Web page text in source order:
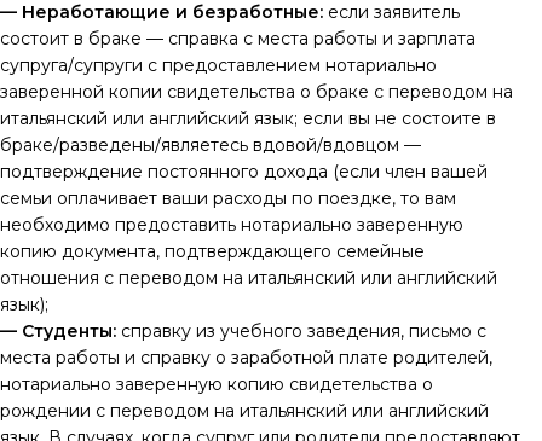
— Неработающие и безработные: если заявитель
состоит в браке — справка с места работы и зарплата
супруга/супруги с предоставлением нотариально
заверенной копии свидетельства о браке с переводом на
итальянский или английский язык; если вы не состоите в
браке/разведены/являетесь вдовой/вдовцом —
подтверждение постоянного дохода (если член вашей
семьи оплачивает ваши расходы по поездке, то вам
необходимо предоставить нотариально заверенную
копию документа, подтверждающего семейные
отношения с переводом на итальянский или английский
язык);
— Студенты: справку из учебного заведения, письмо с
места работы и справку о заработной плате родителей,
нотариально заверенную копию свидетельства о
рождении с переводом на итальянский или английский